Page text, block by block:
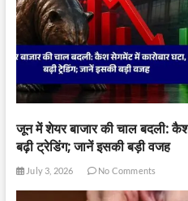
जून में शेयर बाजार की चाल बदली:
बढ़ी ट्रेडिंग; जानें इसकी बड़ी वजह
July 3, 2026 No Comments